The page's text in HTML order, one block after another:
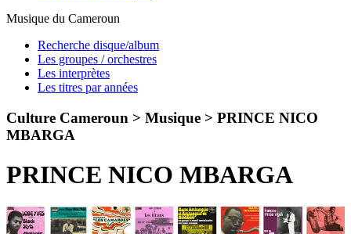
Musique du Cameroun
Recherche disque/album
Les groupes / orchestres
Les interprètes
Les titres par années
Culture Cameroun > Musique > PRINCE NICO
MBARGA
PRINCE NICO MBARGA